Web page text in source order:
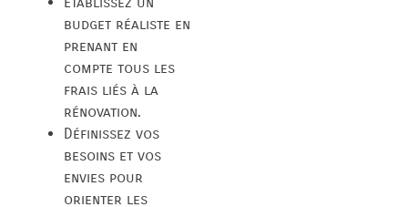
budget réaliste en
prenant en
compte tous les
frais liés à la
rénovation.
Définissez vos
besoins et vos
envies pour
orienter les